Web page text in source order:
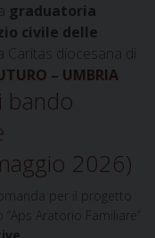
graduatoria
civile delle
Caritas diocesana di
– UMBRIA
bando
2026)
per il progetto
Aratorio Familiare”